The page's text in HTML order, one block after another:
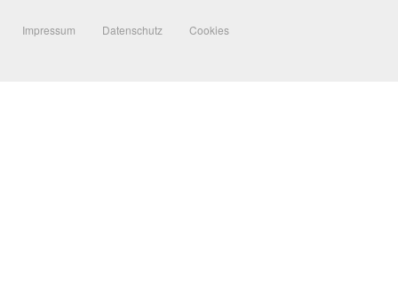
Impressum Datenschutz Cookies